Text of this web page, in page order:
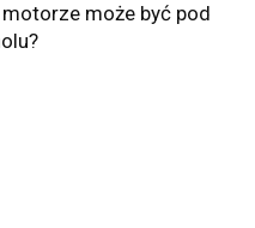
motorze może być pod